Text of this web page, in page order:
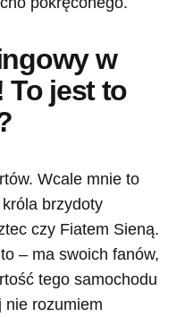
w
To jest to
Wcale mnie to
brzydoty
czy Fiatem Sieną.
– ma swoich fanów,
tego samochodu
nie rozumiem